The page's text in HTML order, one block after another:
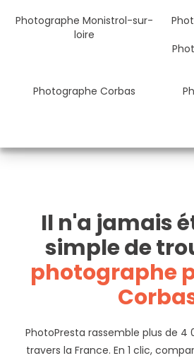
Photographe Monistrol-sur-
loire
Photographe Corbas
Il n'a jamais
simple de
photographe
PhotoPresta rassemble plus de 4
travers la France. En 1 clic,